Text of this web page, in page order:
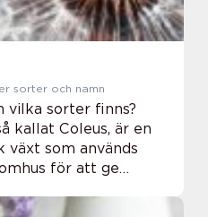
sorter och namn
vilka sorter finns?
kallat Coleus, är en
växt som används
för att ge
blad i olika